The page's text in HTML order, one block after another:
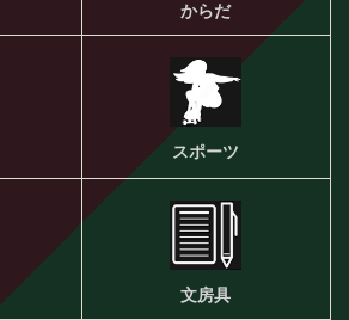
からだ
スポーツ
文房具